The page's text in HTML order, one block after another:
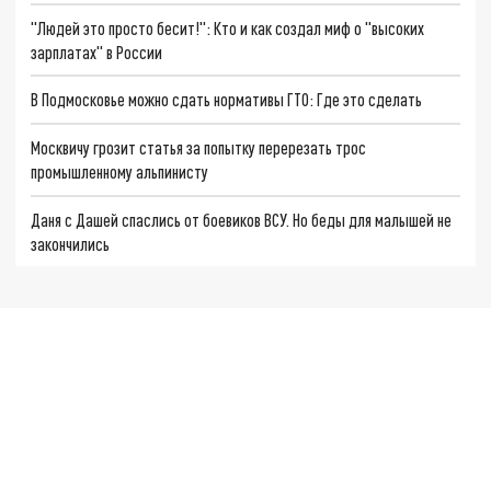
"Людей это просто бесит!": Кто и как создал миф о "высоких
зарплатах" в России
В Подмосковье можно сдать нормативы ГТО: Где это сделать
Москвичу грозит статья за попытку перерезать трос
промышленному альпинисту
Даня с Дашей спаслись от боевиков ВСУ. Но беды для малышей не
закончились